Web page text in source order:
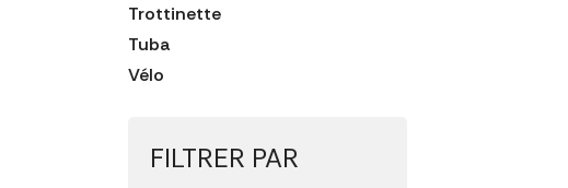
Trottinette
Tuba
Vélo
FILTRER PAR